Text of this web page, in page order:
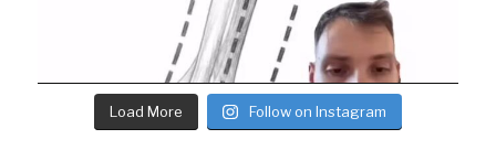
Load More Follow on Instagram